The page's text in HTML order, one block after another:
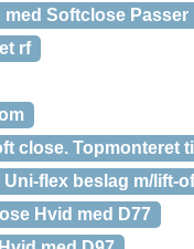
Softclose Passer
rf
close. Topmonteret
flex beslag m/lift-
Hvid med D77